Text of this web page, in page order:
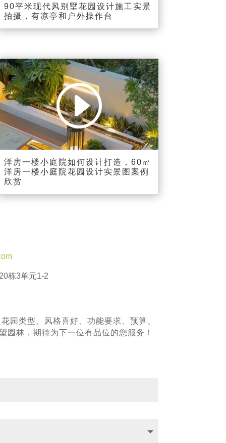
90平米现代风别墅花园设计施工实景
拍摄，有凉亭和户外操作台
Media error: Format(s) not supported or
source(s) not found
下载文件:
https://shortvideo.fangcaoju.com.cn/60%E3%8E%A1%E6%B4%8B%
E6%88%BF%E4%B8%80%E6%A5%BC%E5%B0%8F%E5%BA%AD
%E9%99%A2%E8%8A%B1%E5%9B%AD%E8%AE%BE%E8%AE%A
1%E5%AE%9E%E6%99%AF%E5%9B%BE231214.mp4?_=16
洋房一楼小庭院如何设计打造，60㎡
洋房一楼小庭院花园设计实景图案例
欣赏
栋3单元1-2
园类型、风格喜好、功能要求、预算、
林，期待为下一位有品位的您服务！